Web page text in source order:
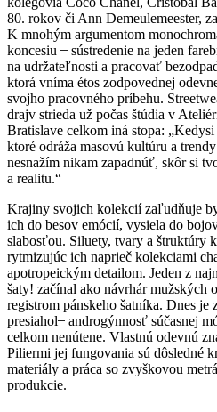
80. rokov či Ann Demeulemeester,
K mnohým argumentom
koncesiu ̶ sústredenie na jeden
na udržateľnosti a pracovať
ktorá vníma étos zodpovednej
svojho pracovného príbehu.
drajv strieda už počas štúdia v
Bratislave celkom iná stopa:
ktoré odráža masovú kultúru a
nesnažím nikam zapadnúť, skôr si
a realitu.“
Krajiny svojich kolekcií zaľudňuje
ich do besov emócií, vysiela do
slabosťou. Siluety, tvary a štruktúry
rytmizujúc ich naprieč kolekciami
apotropeickým detailom. Jeden z
šaty! začínal ako návrhár mužských
registrom pánskeho šatníka. Dnes je
presiahol ̶ androgýnnosť súčasnej
celkom nenútene. Vlastnú odevnú
Piliermi jej fungovania sú dôsledné
materiály a práca so zvyškovou
produkcie.